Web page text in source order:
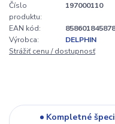
Číslo
produktu:
197000110
EAN kód:
Výrobca:
DELPHIN
Strážiť cenu / dostupnosť
Kompletné